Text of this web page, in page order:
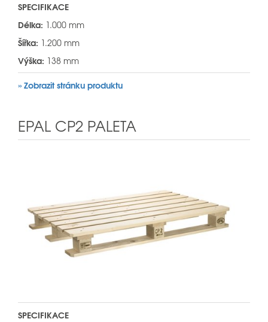
SPECIFIKACE
Délka: 1.000 mm
Šířka: 1.200 mm
Výška: 138 mm
» Zobrazit stránku produktu
EPAL CP2 PALETA
SPECIFIKACE